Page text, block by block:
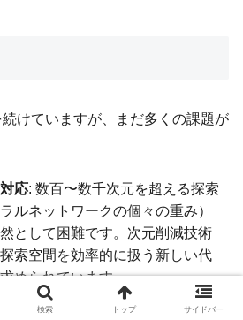
けていますが、まだ多くの課題が
応: 数百〜数千次元を超える探索
ルネットワークの個々の重み）
として困難です。次元削減技術
索空間を効率的に扱う新しい代
められています。
い
: 実世界の最適化問題には、パ
検索 トップ サイドバー